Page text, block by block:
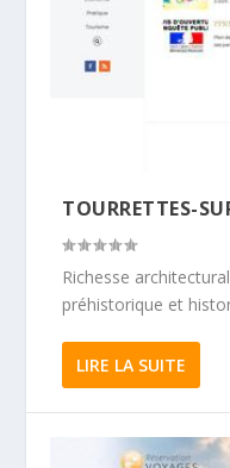
TOURRETTES-
Richesse
préhistorique et
LIRE LA SUITE